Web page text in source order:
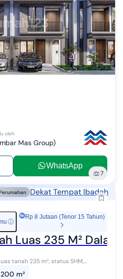
oleh
Mas Group)
WhatsApp
7
Dekat Tempat Ibadah
ⓘ
Rp 8 Jutaan (Tenor 15 Tahun)
Luas 235 M²
tanah 235 m², status SHM,
hidup, aman, dan nyaman.
200 m²